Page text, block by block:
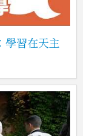
學習在天主